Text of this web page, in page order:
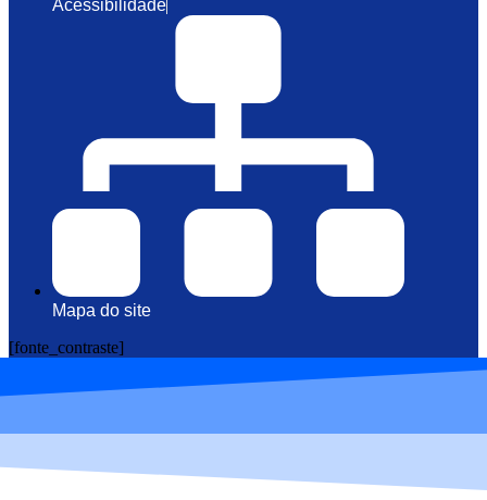
Acessibilidade
Mapa do site
[fonte_contraste]